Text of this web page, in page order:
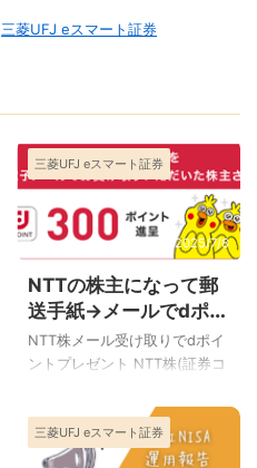
三菱UFJ eスマート証券
三菱UFJ eスマート証券
2025/7/8
NTTの株主になって郵
送手紙→メールでdポイ
ント300Pゲット
NTT株メール受け取りでdポイ
ントプレゼント NTT株(証券コ
保有していると、株主総会な
どのお手紙が郵送で届きま
す。 その中に郵送からメール
三菱UFJ eスマート証券